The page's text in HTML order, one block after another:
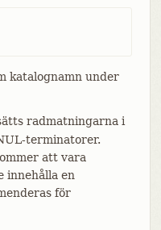
katalognamn under
radmatningarna i
terminatorer.
att vara
innehålla en
för